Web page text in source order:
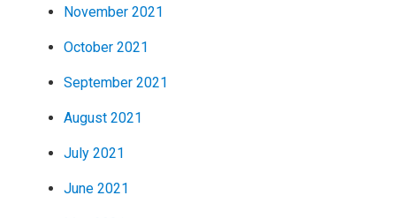
November 2021
October 2021
September 2021
August 2021
July 2021
June 2021